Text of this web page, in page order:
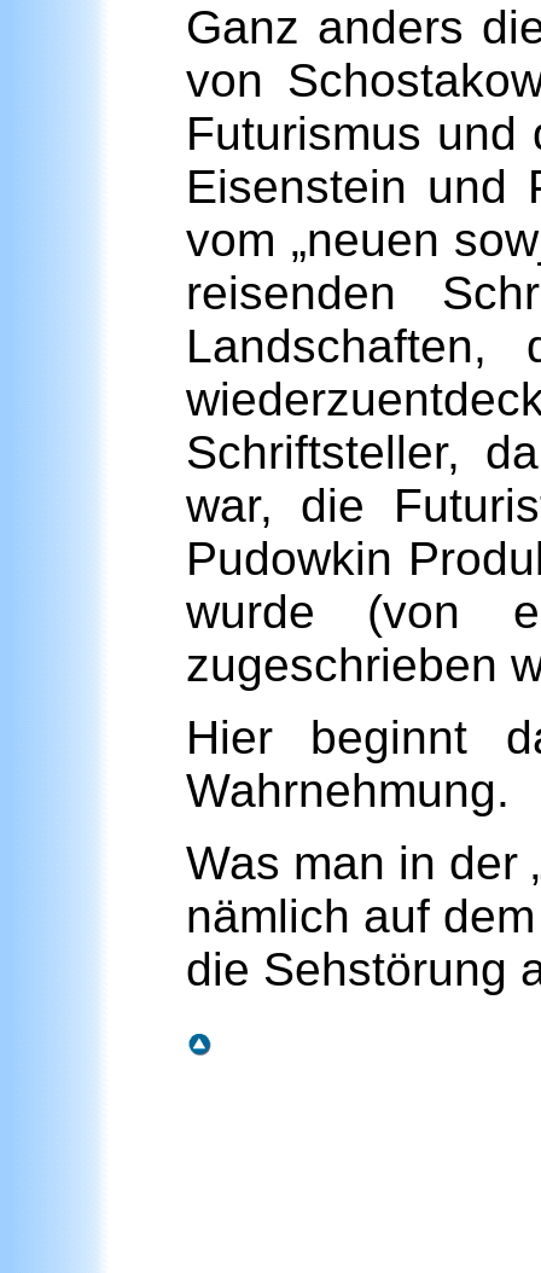
Ganz anders
von
Futurismus und
Eisenstein und
vom „neuen
reisenden
Schriftsteller,
war, die
Pudowkin
wurde (von
zugeschrieben
Hier beginnt
Wahrnehmung.
Was man in der
nämlich auf
die Sehstörung